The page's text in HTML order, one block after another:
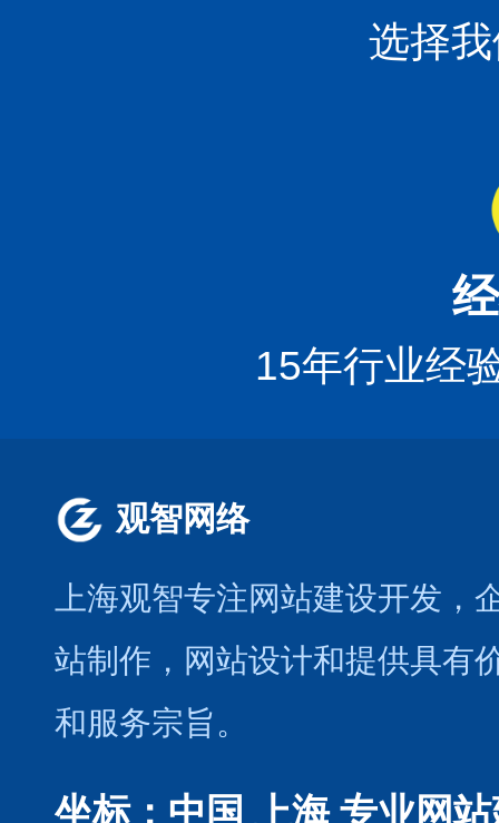
选择
15年行业经
观智网络
上海观智专注网站建设开发 ，
站制作 ， 网站设计和提供具有
和服务宗旨。
坐标：中国 上海 专业网